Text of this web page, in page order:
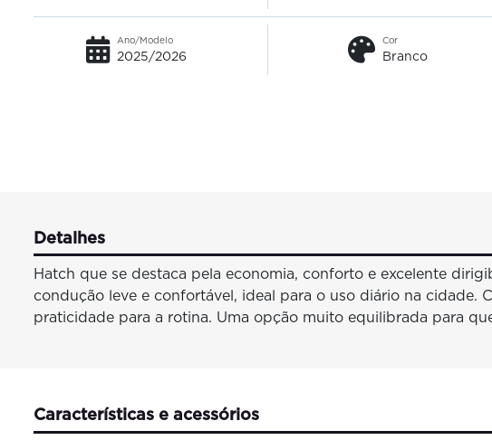
Ano/Modelo
2025/2026
Cor
Branco
Detalhes
Hatch que se destaca pela economia, conforto e excelente
condução leve e confortável, ideal para o uso diário na
praticidade para a rotina. Uma opção muito equilibrada para
Características e acessórios